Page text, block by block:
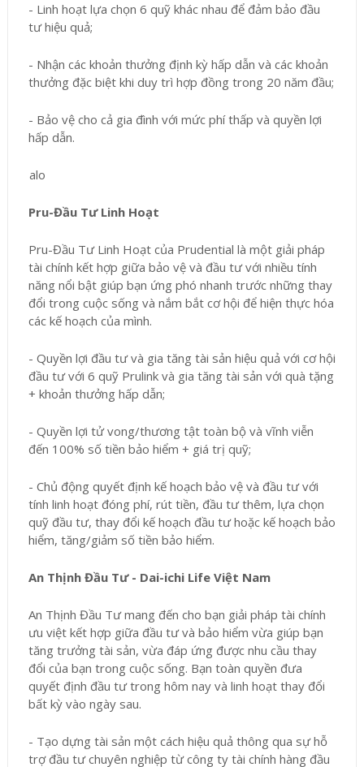
- Linh hoạt lựa chọn 6 quỹ khác nhau để đảm bảo đầu
tư hiệu quả;
- Nhận các khoản thưởng định kỳ hấp dẫn và các khoản
thưởng đặc biệt khi duy trì hợp đồng trong 20 năm đầu;
- Bảo vệ cho cả gia đình với mức phí thấp và quyền lợi
hấp dẫn.
Pru-Đầu Tư Linh Hoạt
Pru-Đầu Tư Linh Hoạt của Prudential là một giải pháp
tài chính kết hợp giữa bảo vệ và đầu tư với nhiều tính
năng nổi bật giúp bạn ứng phó nhanh trước những thay
đổi trong cuộc sống và nắm bắt cơ hội để hiện thực hóa
các kế hoạch của mình.
- Quyền lợi đầu tư và gia tăng tài sản hiệu quả với cơ hội
đầu tư với 6 quỹ Prulink và gia tăng tài sản với quà tặng
+ khoản thưởng hấp dẫn;
- Quyền lợi tử vong/thương tật toàn bộ và vĩnh viễn
đến 100% số tiền bảo hiểm + giá trị quỹ;
- Chủ động quyết định kế hoạch bảo vệ và đầu tư với
tính linh hoạt đóng phí, rút tiền, đầu tư thêm, lựa chọn
quỹ đầu tư, thay đổi kế hoạch đầu tư hoặc kế hoạch bảo
hiểm, tăng/giảm số tiền bảo hiểm.
An Thịnh Đầu Tư - Dai-ichi Life Việt Nam
An Thịnh Đầu Tư mang đến cho bạn giải pháp tài chính
ưu việt kết hợp giữa đầu tư và bảo hiểm vừa giúp bạn
tăng trưởng tài sản, vừa đáp ứng được nhu cầu thay
đổi của bạn trong cuộc sống. Bạn toàn quyền đưa
quyết định đầu tư trong hôm nay và linh hoạt thay đổi
bất kỳ vào ngày sau.
- Tạo dựng tài sản một cách hiệu quả thông qua sự hỗ
trợ đầu tư chuyên nghiệp từ công ty tài chính hàng đầu